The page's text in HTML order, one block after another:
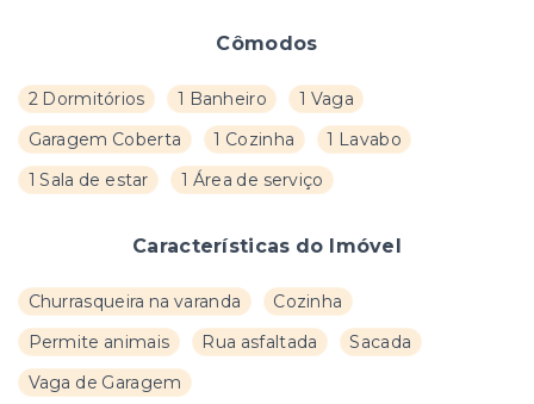
Cômodos
2 Dormitórios 1 Banheiro
1 Vaga
Garagem Coberta
1 Cozinha
1 Lavabo
1 Sala de estar
1 Área de serviço
Características do Imóvel
Churrasqueira na varanda
Cozinha
Permite animais
Rua asfaltada
Sacada
Vaga de Garagem